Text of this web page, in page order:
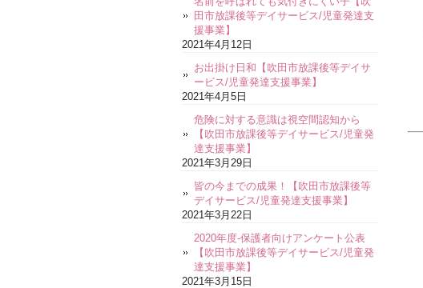
田市放課後等デイサービス/児童発達支
援事業】
2021年4月12日
お出掛け日和【吹田市放課後等デイサ
ービス/児童発達支援事業】
2021年4月5日
危険に対する意識は視空間認知から
【吹田市放課後等デイサービス/児童発
達支援事業】
2021年3月29日
皆の今までの成果！【吹田市放課後等
デイサービス/児童発達支援事業】
2021年3月22日
2020年度-保護者向けアンケート公表
【吹田市放課後等デイサービス/児童発
達支援事業】
2021年3月15日